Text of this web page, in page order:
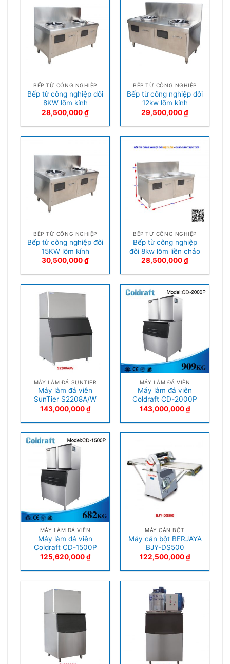
BẾP TỪ CÔNG NGHIỆP
Bếp từ công nghiệp đôi
8KW lõm kính
28,500,000₫
BẾP TỪ CÔNG NGHIỆP
Bếp từ công nghiệp đôi
12kw lõm kính
29,500,000₫
BẾP TỪ CÔNG NGHIỆP
Bếp từ công nghiệp đôi
15KW lõm kính
30,500,000₫
BẾP TỪ CÔNG NGHIỆP
Bếp từ công nghiệp
đôi 8kw lõm liền chảo
28,500,000₫
MÁY LÀM ĐÁ SUNTIER
Máy làm đá viên
SunTier S2208A/W
143,000,000₫
MÁY LÀM ĐÁ VIÊN
Máy làm đá viên
Coldraft CD-2000P
143,000,000₫
MÁY LÀM ĐÁ VIÊN
Máy làm đá viên
Coldraft CD-1500P
125,620,000₫
MÁY CÁN BỘT
Máy cán bột BERJAYA
BJY-DS500
122,500,000₫